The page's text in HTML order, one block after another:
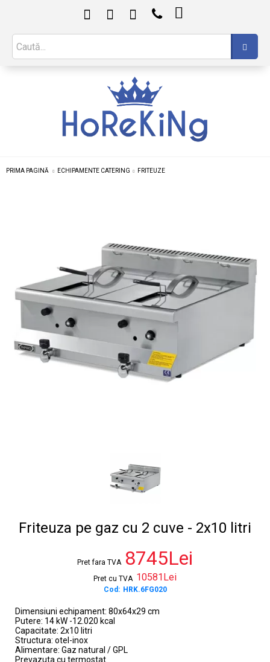

PRIMA PAGINĂ ECHIPAMENTE CATERING FRITEUZE
Friteuza pe gaz cu 2 cuve - 2x10 litri
Pret fara TVA 8745Lei
Pret cu TVA 10581Lei
Cod: HRK.6FG020
Dimensiuni echipament: 80x64x29 cm
Putere: 14 kW -12.020 kcal
Capacitate: 2x10 litri
Structura: otel-inox
Alimentare: Gaz natural / GPL
Prevazuta cu termostat